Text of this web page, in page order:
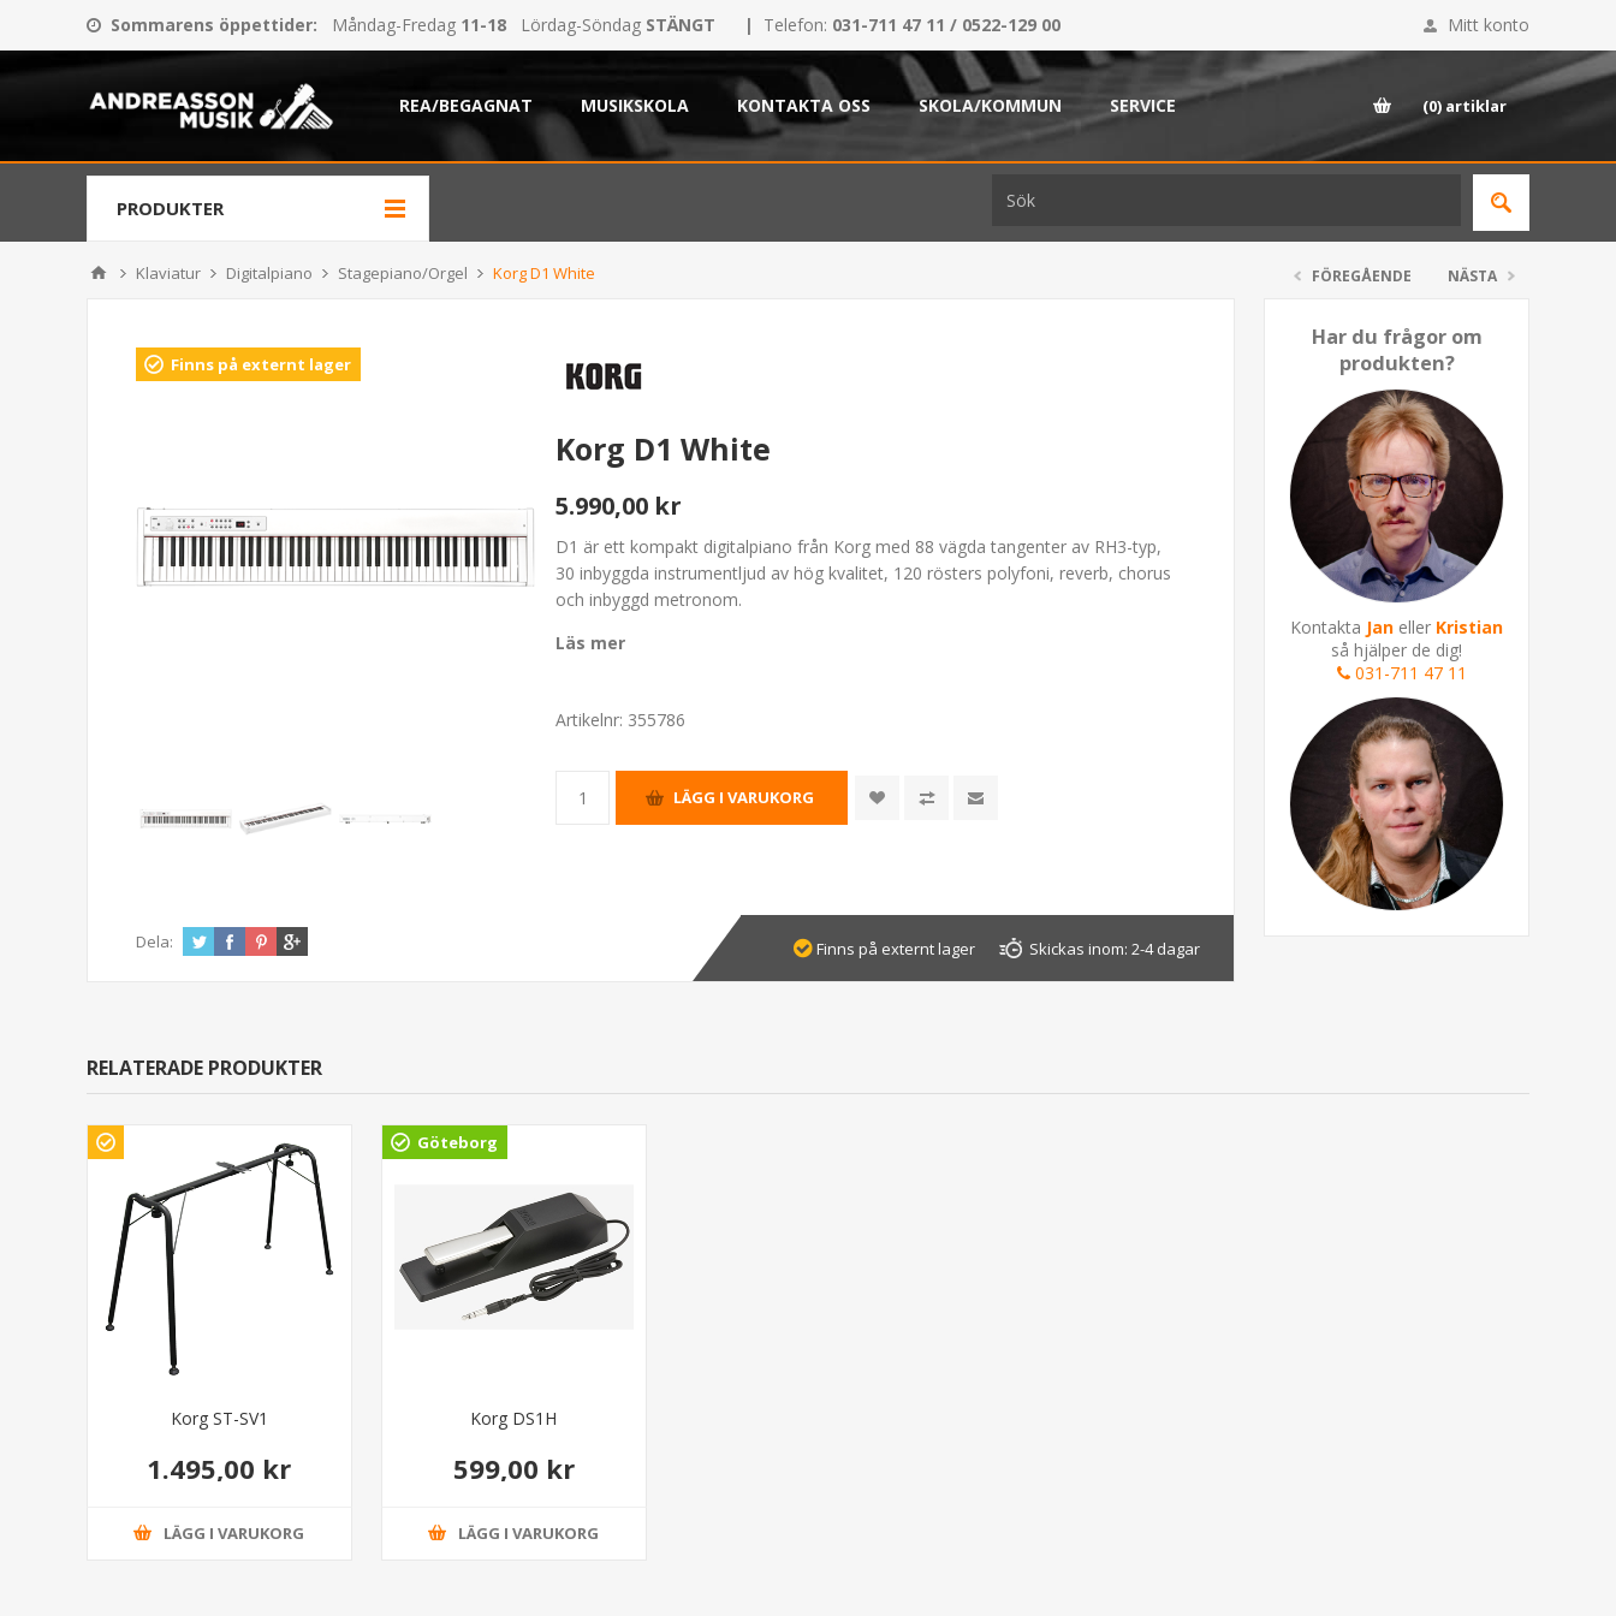
Sommarens öppettider: Måndag-Fredag 11-18 Lördag-Söndag STÄNGT | Telefon: 031-711 47 11 / 0522-129 00 Mitt konto
REA/BEGAGNAT MUSIKSKOLA KONTAKTA OSS SKOLA/KOMMUN SERVICE (0) artiklar
PRODUKTER
Klaviatur Digitalpiano Stagepiano/Orgel Korg D1 White FÖREGÅENDE NÄSTA
Har du frågor om
produkten?
Kontakta Jan eller Kristian
så hjälper de dig!
031-711 47 11
Finns på externt lager
Korg D1 White
5.990,00 kr
D1 är ett kompakt digitalpiano från Korg med 88 vägda tangenter av RH3-typ,
30 inbyggda instrumentljud av hög kvalitet, 120 rösters polyfoni, reverb, chorus
och inbyggd metronom.
Läs mer
Artikelnr: 355786
Dela: Finns på externt lager Skickas inom: 2-4 dagar
RELATERADE PRODUKTER
Korg ST-SV1
1.495,00 kr
LÄGG I VARUKORG
Göteborg
Korg DS1H
599,00 kr
LÄGG I VARUKORG